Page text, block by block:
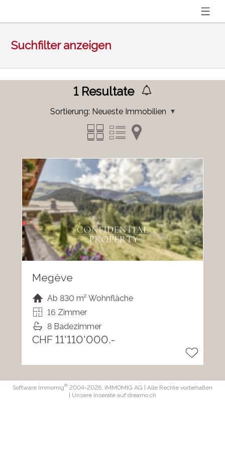
Suchfilter anzeigen
1Resultate
Sortierung: Neueste Immobilien
Megève
Ab 830 m² Wohnfläche
16 Zimmer
8 Badezimmer
CHF 11'110'000.-
Software Immomig® 2004-2026, IMMOMIG AG | Alle Rechte vorbehalten
| Unsere Inserate auf dreamo.ch